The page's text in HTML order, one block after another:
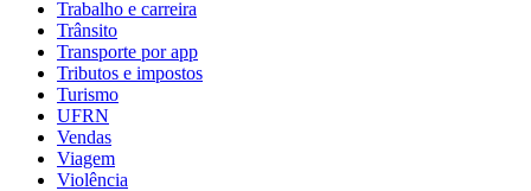
Trabalho e carreira
Trânsito
Transporte por app
Tributos e impostos
Turismo
UFRN
Vendas
Viagem
Violência